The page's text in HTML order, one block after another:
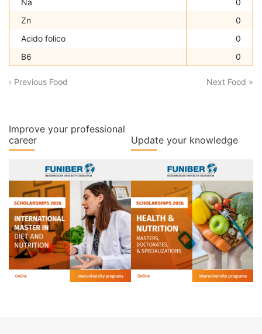
Na
0
Zn
0
Acido folico
0
B6
0
‹ Previous Food Next Food »
Improve your professional
career
Update your knowledge